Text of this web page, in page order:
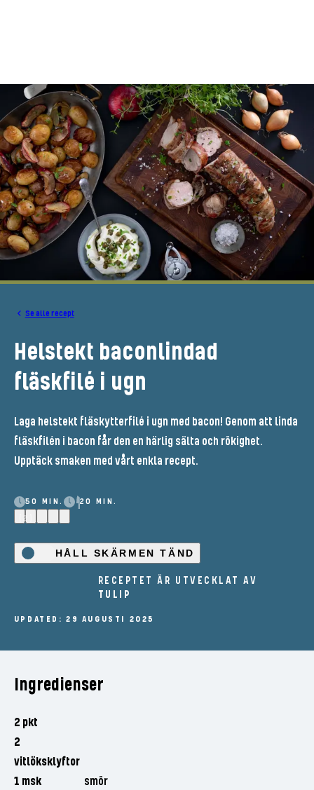
Se alle recept
Helstekt baconlindad
fläskfilé i ugn
Laga helstekt fläskytterfilé i ugn med bacon! Genom att linda
fläskfilén i bacon får den en härlig sälta och rökighet.
Upptäck smaken med vårt enkla recept.
50 MIN.
20 MIN.
(2)
HÅLL SKÄRMEN TÄND
RECEPTET ÄR UTVECKLAT AV
TULIP
UPDATED: 29 AUGUSTI 2025
Ingredienser
2 pkt
2
vitlöksklyftor
1 msk
smör